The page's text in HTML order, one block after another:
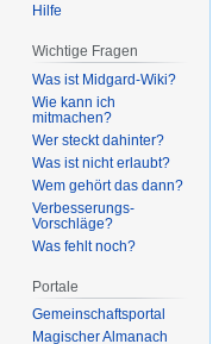
Hilfe
Wichtige Fragen
Was ist Midgard-Wiki?
Wie kann ich
mitmachen?
Wer steckt dahinter?
Was ist nicht erlaubt?
Wem gehört das dann?
Verbesserungs-
Vorschläge?
Was fehlt noch?
Portale
Gemeinschafts­portal
Magischer Almanach